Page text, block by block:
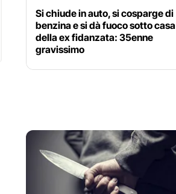
Si chiude in auto, si cosparge di
benzina e si dà fuoco sotto casa
della ex fidanzata: 35enne
gravissimo